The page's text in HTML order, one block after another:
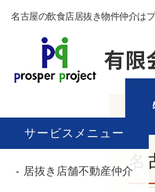
名古屋の飲食店居抜き物件仲介は
サービスメニュー
居抜き店舗不動産仲介